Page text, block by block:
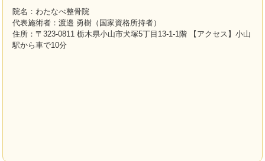
院名：わたなべ整骨院
代表施術者：渡邉 勇樹（国家資格所持者）
住所：〒323-0811 栃木県小山市犬塚5丁目13-1-1階 【アクセス】小山
駅から車で10分